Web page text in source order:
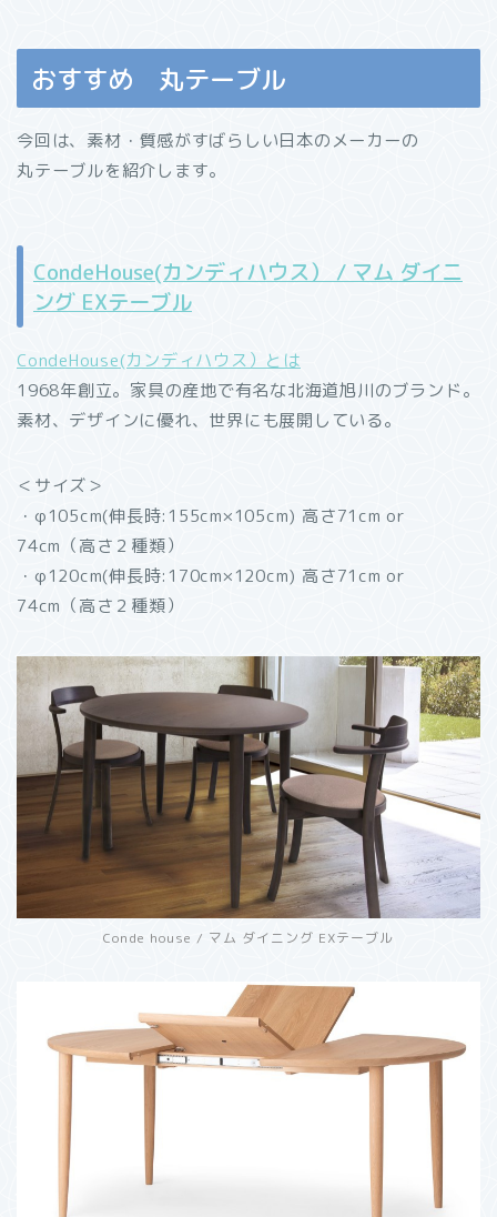
おすすめ 丸テーブル
今回は、素材・質感がすばらしい日本のメーカーの
丸テーブルを紹介します。
CondeHouse(カンディハウス） / マム ダイニ
ング EXテーブル
CondeHouse(カンディハウス）とは
1968年創立。家具の産地で有名な北海道旭川のブランド。
素材、デザインに優れ、世界にも展開している。
＜サイズ＞
・φ105cm(伸長時:155cm×105cm) 高さ71cm or
74cm（高さ２種類）
・φ120cm(伸長時:170cm×120cm) 高さ71cm or
74cm（高さ２種類）
Conde house / マム ダイニング EXテーブル